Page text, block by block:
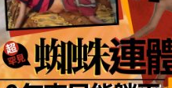
圾帶下去，謝謝」。車手到達
放在門口，門邊上還有3大袋垃
去」，而被顧客投訴。 據對話資
「不在我的服務之內，抱歉」，